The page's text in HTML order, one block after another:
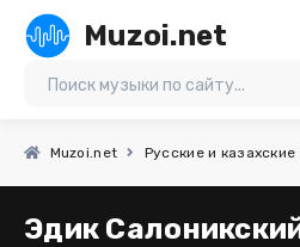
Muzoi.net
Muzoi.net Русские и казахские
Эдик